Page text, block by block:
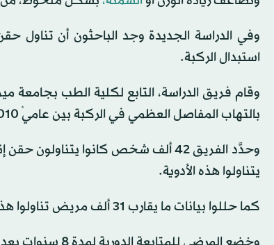
وفي الدراسة الجديدة وجد الباحثون أن تناول
استبدال الركبة.
بالتهاب المفاصل العظمي في الركبة بين عاميْ 2010 و2024.
وحدَّد الفريق 42 ألف شخص كانوا
يتناولوا هذه الأدوية.
كما حللوا بيانات ما يقارب 31 ألف مريض تناولوا هذه الحقن لمدة ثلاث سنوات.